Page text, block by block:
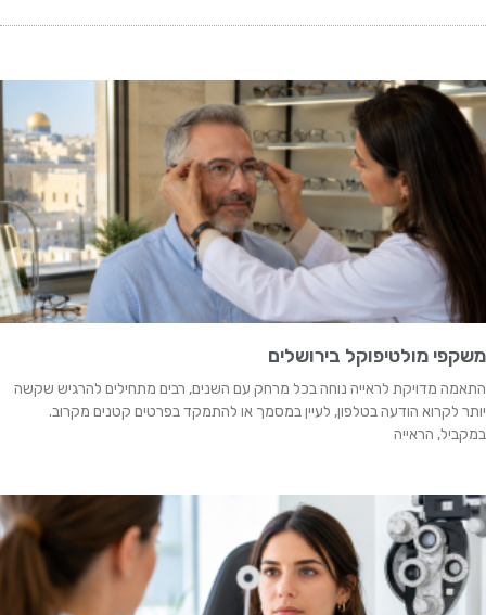
משקפי מולטיפוקל בירושלים
התאמה מדויקת לראייה נוחה בכל מרחק עם השנים, רבים מתחילים להרגיש שקשה
יותר לקרוא הודעה בטלפון, לעיין במסמך או להתמקד בפרטים קטנים מקרוב.
במקביל, הראייה